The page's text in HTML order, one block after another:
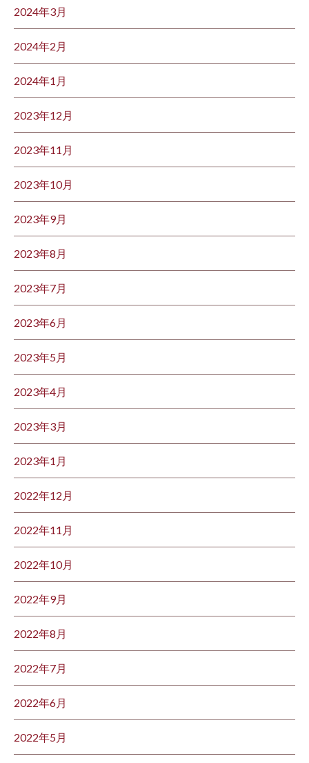
2024年3月
2024年2月
2024年1月
2023年12月
2023年11月
2023年10月
2023年9月
2023年8月
2023年7月
2023年6月
2023年5月
2023年4月
2023年3月
2023年1月
2022年12月
2022年11月
2022年10月
2022年9月
2022年8月
2022年7月
2022年6月
2022年5月